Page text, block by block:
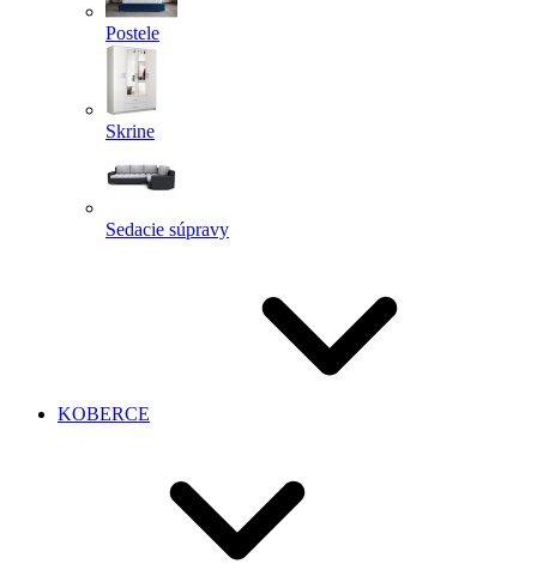
Postele
Skrine
Sedacie súpravy
KOBERCE